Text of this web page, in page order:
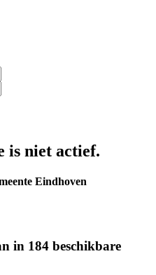
is niet actief.
Eindhoven
in 184 beschikbare